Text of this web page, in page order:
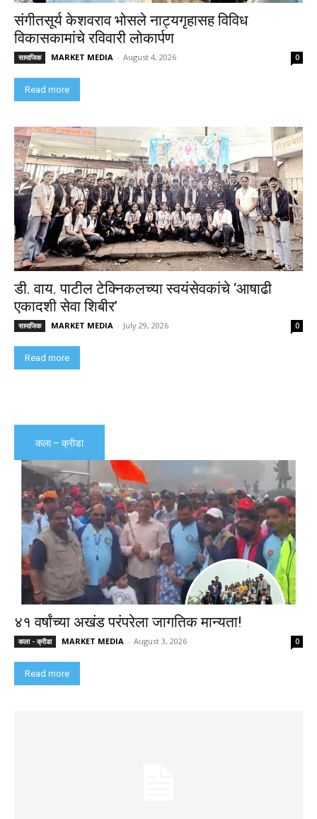
संगीतसूर्य केशवराव भोसले नाट्यगृहासह विविध
विकासकामांचे रविवारी लोकार्पण
सामाजिक MARKET MEDIA - August 4, 2026 0
Read more
डी. वाय. पाटील टेक्निकलच्या स्वयंसेवकांचे ‘आषाढी
एकादशी सेवा शिबीर’
सामाजिक MARKET MEDIA - July 29, 2026 0
Read more
कला – क्रीडा
४१ वर्षांच्या अखंड परंपरेला जागतिक मान्यता!
कला - क्रीडा MARKET MEDIA - August 3, 2026 0
Read more